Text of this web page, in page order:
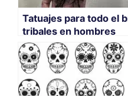
Tatuajes para todo el
tribales en hombres